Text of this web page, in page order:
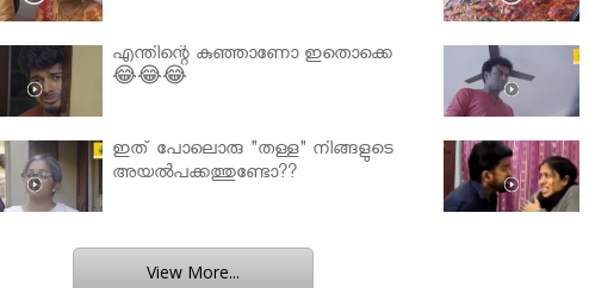
എന്തിന്റെ കുഞ്ഞാണോ ഇതൊക്കെ
😂😂😂
ഇത് പോലൊരു "തള്ള" നിങ്ങളുടെ
അയല്‍പക്കത്തുണ്ടോ??
View More...